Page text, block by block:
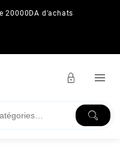
20000DA d'achats